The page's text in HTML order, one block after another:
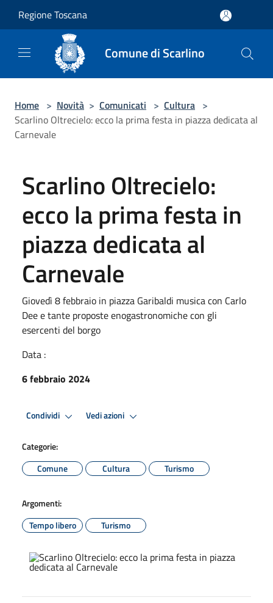
Regione Toscana
Comune di Scarlino
Home > Novità > Comunicati > Cultura >
Scarlino Oltrecielo: ecco la prima festa in piazza dedicata al
Carnevale
Scarlino Oltrecielo:
ecco la prima festa in
piazza dedicata al
Carnevale
Giovedì 8 febbraio in piazza Garibaldi musica con Carlo
Dee e tante proposte enogastronomiche con gli
esercenti del borgo
Data :
6 febbraio 2024
Condividi Vedi azioni
Categorie:
Comune
Cultura Turismo
Argomenti:
Tempo libero
Turismo